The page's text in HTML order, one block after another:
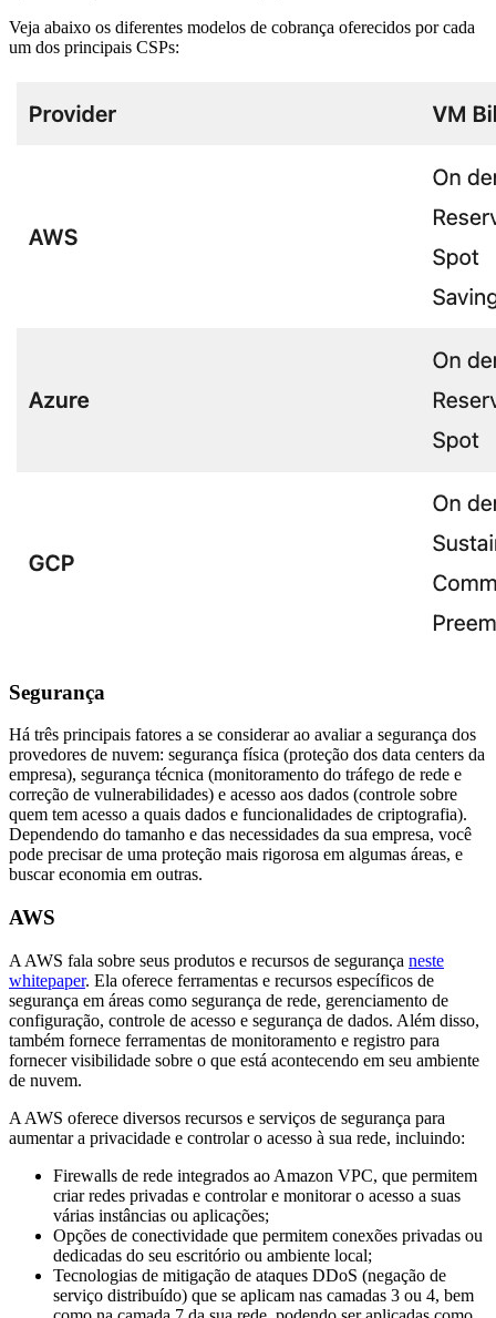
Veja abaixo os diferentes modelos de cobrança oferecidos por cada
um dos principais CSPs:
Segurança
Há três principais fatores a se considerar ao avaliar a segurança dos
provedores de nuvem: segurança física (proteção dos data centers da
empresa), segurança técnica (monitoramento do tráfego de rede e
correção de vulnerabilidades) e acesso aos dados (controle sobre
quem tem acesso a quais dados e funcionalidades de criptografia).
Dependendo do tamanho e das necessidades da sua empresa, você
pode precisar de uma proteção mais rigorosa em algumas áreas, e
buscar economia em outras.
AWS
A AWS fala sobre seus produtos e recursos de segurança neste
whitepaper. Ela oferece ferramentas e recursos específicos de
segurança em áreas como segurança de rede, gerenciamento de
configuração, controle de acesso e segurança de dados. Além disso,
também fornece ferramentas de monitoramento e registro para
fornecer visibilidade sobre o que está acontecendo em seu ambiente
de nuvem.
A AWS oferece diversos recursos e serviços de segurança para
aumentar a privacidade e controlar o acesso à sua rede, incluindo:
Firewalls de rede integrados ao Amazon VPC, que permitem
criar redes privadas e controlar e monitorar o acesso a suas
várias instâncias ou aplicações;
Opções de conectividade que permitem conexões privadas ou
dedicadas do seu escritório ou ambiente local;
Tecnologias de mitigação de ataques DDoS (negação de
serviço distribuído) que se aplicam nas camadas 3 ou 4, bem